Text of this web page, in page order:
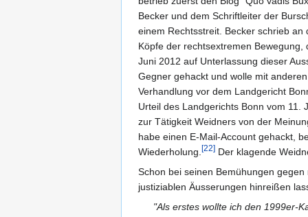
Becker und dem Schriftleiter der
einem Rechtsstreit. Becker schrieb
Köpfe der rechtsextremen
Juni 2012 auf Unterlassung dieser
Gegner gehackt und wolle mit
Verhandlung vor dem Landgericht
Urteil des Landgerichts Bonn vom 11.
zur Tätigkeit Weidners von der
habe einen E-Mail-Account gehackt,
Wiederholung. [22] Der klagende
Schon bei seinen Bemühungen
justiziablen Äusserungen hinreißen
"Als erstes wollte ich den 1999er-